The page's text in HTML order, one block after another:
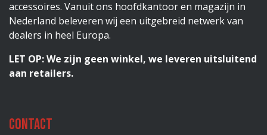
accessoires. Vanuit ons hoofdkantoor en magazijn in
Nederland beleveren wij een uitgebreid netwerk van
dealers in heel Europa.
LET OP: We zijn geen winkel, we leveren uitsluitend
aan retailers.
Contact